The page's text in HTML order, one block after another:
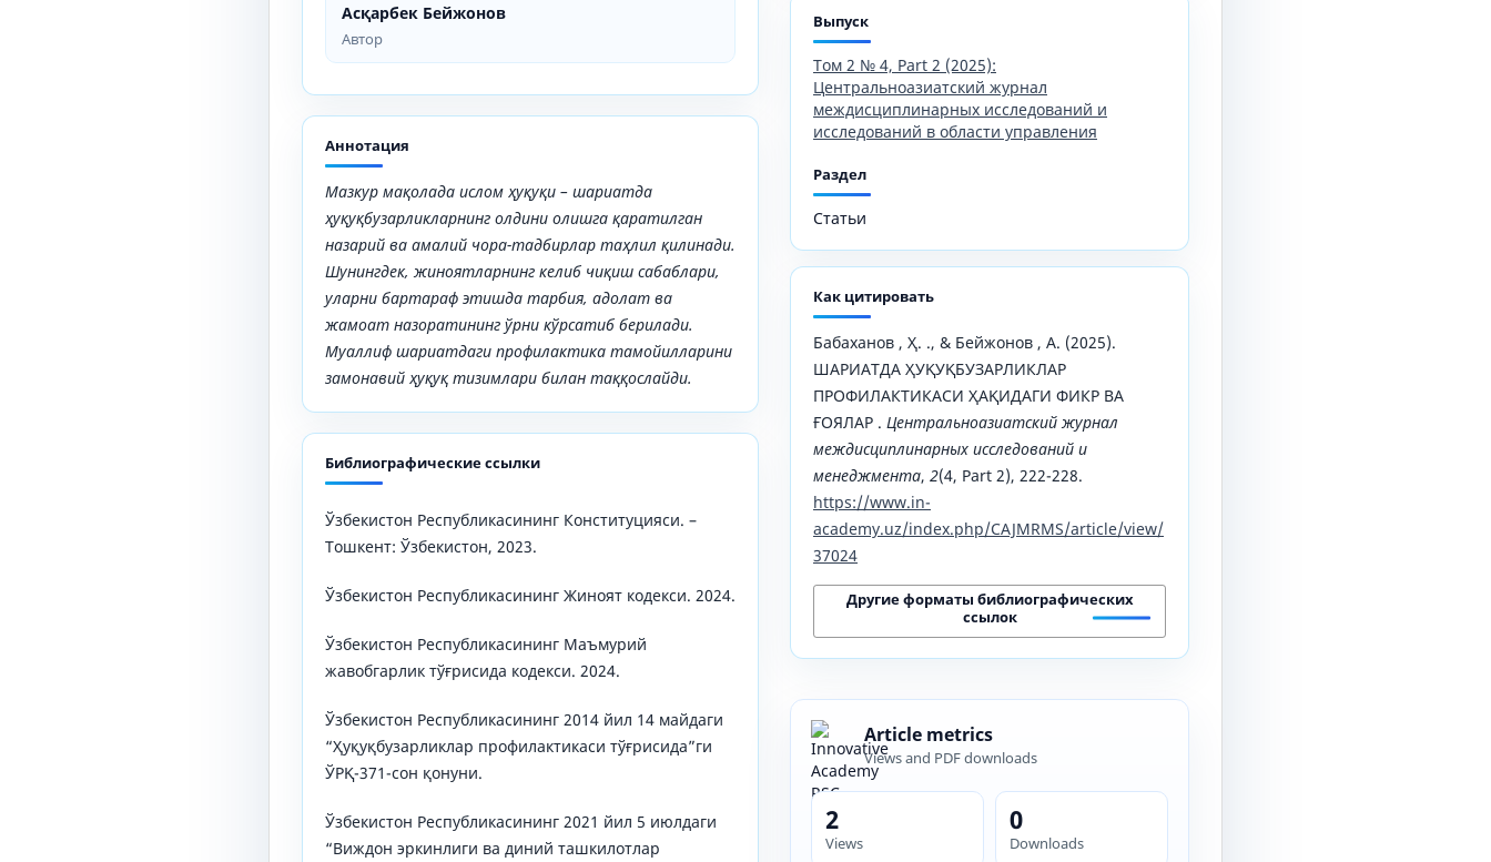
Асқарбек Бейжонов
Автор
Аннотация
Мазкур мақолада ислом ҳуқуқи – шариатда
ҳуқуқбузарликларнинг олдини олишга қаратилган
назарий ва амалий чора-тадбирлар таҳлил қилинади.
Шунингдек, жиноятларнинг келиб чиқиш сабаблари,
уларни бартараф этишда тарбия, адолат ва
жамоат назоратининг ўрни кўрсатиб берилади.
Муаллиф шариатдаги профилактика тамойилларини
замонавий ҳуқуқ тизимлари билан таққослайди.
Библиографические ссылки
Ўзбекистон Республикасининг Конституцияси. –
Тошкент: Ўзбекистон, 2023.
Ўзбекистон Республикасининг Жиноят кодекси. 2024.
Ўзбекистон Республикасининг Маъмурий
жавобгарлик тўғрисида кодекси. 2024.
Ўзбекистон Республикасининг 2014 йил 14 майдаги
“Ҳуқуқбузарликлар профилактикаси тўғрисида”ги
ЎРҚ-371-сон қонуни.
Ўзбекистон Республикасининг 2021 йил 5 июлдаги
“Виждон эркинлиги ва диний ташкилотлар
Выпуск
Том 2 № 4, Part 2 (2025):
Центральноазиатский журнал
междисциплинарных исследований и
исследований в области управления
Раздел
Статьи
Как цитировать
Бабаханов , Ҳ. ., & Бейжонов , А. (2025).
ШАРИАТДА ҲУҚУҚБУЗАРЛИКЛАР
ПРОФИЛАКТИКАСИ ҲАҚИДАГИ ФИКР ВА
ҒОЯЛАР . Центральноазиатский журнал
междисциплинарных исследований и
менеджмента, 2(4, Part 2), 222-228.
https://www.in-
academy.uz/index.php/CAJMRMS/article/view/
37024
Другие форматы библиографических
ссылок
Article metrics
Views and PDF downloads
2
Views
0
Downloads